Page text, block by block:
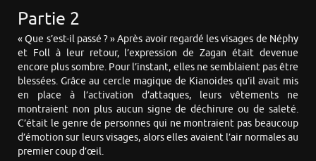
Partie 2
« Que s’est-il passé ? » Après avoir regardé les visages de Néphy
et Foll à leur retour, l’expression de Zagan était devenue
encore plus sombre. Pour l’instant, elles ne semblaient pas être
blessées. Grâce au cercle magique de Kianoides qu’il avait mis
en place à l’activation d’attaques, leurs vêtements ne
montraient non plus aucun signe de déchirure ou de saleté.
C’était le genre de personnes qui ne montraient pas beaucoup
d’émotion sur leurs visages, alors elles avaient l’air normales au
premier coup d’œil.